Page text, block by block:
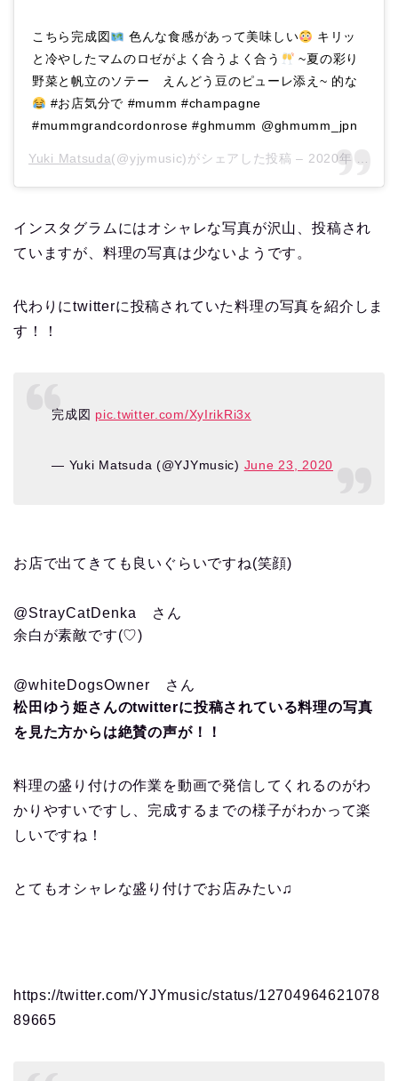
こちら完成図 色んな食感があって美味しい
キリッ
と冷やしたマムのロゼがよく合うよく合う
~夏の彩り
野菜と帆立のソテー えんどう豆のピューレ添え~ 的な
#お店気分で #mumm #champagne
#mummgrandcordonrose #ghmumm @ghmumm_jpn
Yuki Matsuda(@yjymusic)がシェアした投稿 – 2020年 6月月23日午前3時10分PDT
インスタグラムにはオシャレな写真が沢山、投稿され
ていますが、料理の写真は少ないようです。
代わりにtwitterに投稿されていた料理の写真を紹介しま
す！！
完成図 pic.twitter.com/XyIrikRi3x
— Yuki Matsuda (@YJYmusic) June 23, 2020
お店で出てきても良いぐらいですね(笑顔)
@StrayCatDenka
さん
余白が素敵です(♡)
@whiteDogsOwner
さん
松田ゆう姫さんのtwitterに投稿されている料理の写真
を見た方からは絶賛の声が！！
料理の盛り付けの作業を動画で発信してくれるのがわ
かりやすいですし、完成するまでの様子がわかって楽
しいですね！
とてもオシャレな盛り付けでお店みたい♫
https://twitter.com/YJYmusic/status/12704964621078
89665